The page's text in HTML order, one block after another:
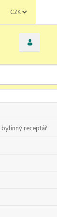
CZK
receptář